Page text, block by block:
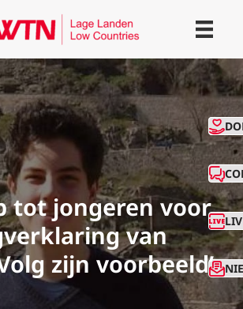
tot jongeren voor
van
zijn voorbeeld’